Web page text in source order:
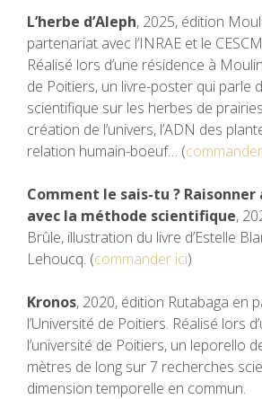
L’herbe d’Aleph, 2025, édition
partenariat avec l’INRAE et le
Réalisé lors d’une résidence à
de Poitiers, un livre-poster qui parle
scientifique sur les herbes de
création de l’univers, l’ADN des
relation humain-boeuf… (
Comment le sais-tu ?
avec la méthode scientifique,
Brûle, illustration du livre d’Estelle
Lehoucq. (commander ici)
Kronos, 2020, édition Rutabaga en
l’Université de Poitiers. Réalisé lors
l’université de Poitiers, un leporello
mètres de long sur 7 recherches
dimension temporelle en commun.